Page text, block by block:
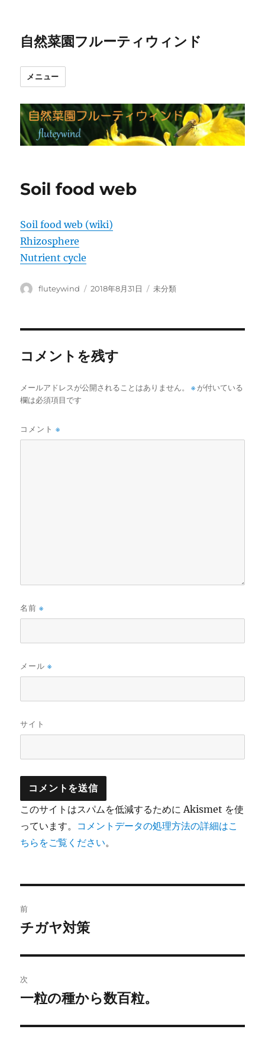
自然菜園フルーティウィンド
メニュー
Soil food web
Soil food web (wiki)
Rhizosphere
Nutrient cycle
投
fluteywind
投
2018年8月31日
カ
未分類
コメントを残す
メールアドレスが公開されることはありません。 ※ が付いている
欄は必須項目です
コメント※
名前※
メール※
サイト
このサイトはスパムを低減するために Akismet を使
っています。 コメントデータの処理方法の詳細はこ
ちらをご覧ください。
稿
ビ
ゲ
ー
前
前
投
稿:
チガヤ対策
次
次
投
一粒の種から数百粒。